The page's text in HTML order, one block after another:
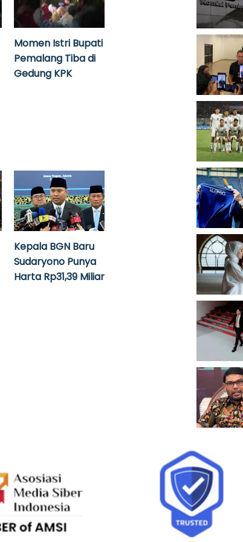
Momen Istri Bupati
Pemalang Tiba di
Gedung KPK
Kepala BGN Baru
Sudaryono Punya
Harta Rp31,39 Miliar